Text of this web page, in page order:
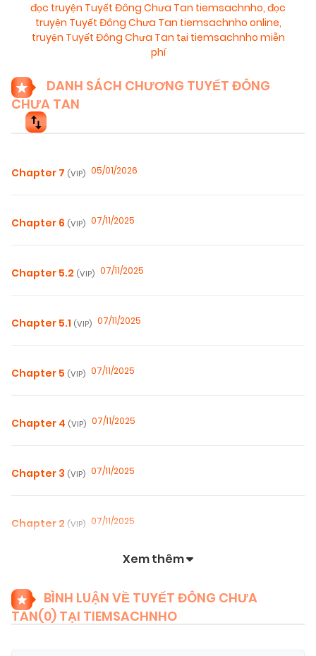
đọc truyện Tuyết Đông Chưa Tan tiemsachnho, đọc
truyện Tuyết Đông Chưa Tan tiemsachnho online,
truyện Tuyết Đông Chưa Tan tại tiemsachnho miễn
phí
DANH SÁCH CHƯƠNG TUYẾT ĐÔNG
CHƯA TAN
Chapter 7 (VIP) 05/01/2026
Chapter 6 (VIP) 07/11/2025
Chapter 5.2 (VIP) 07/11/2025
Chapter 5.1 (VIP) 07/11/2025
Chapter 5 (VIP) 07/11/2025
Chapter 4 (VIP) 07/11/2025
Chapter 3 (VIP) 07/11/2025
Chapter 2 (VIP) 07/11/2025
Chapter 0 (VIP) 07/11/2025
Xem thêm
BÌNH LUẬN VỀ TUYẾT ĐÔNG CHƯA
TAN(0) TẠI TIEMSACHNHO